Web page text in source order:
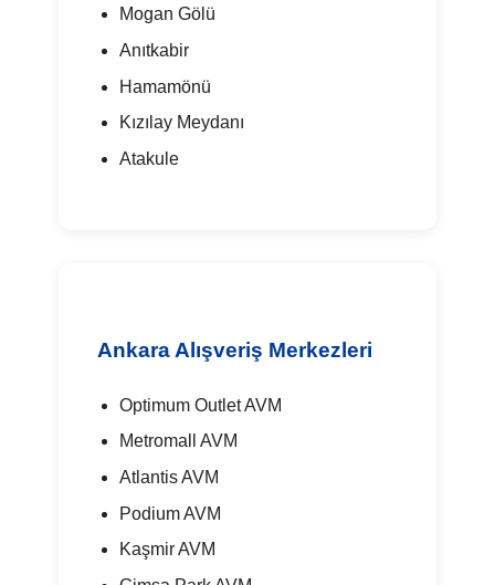
Mogan Gölü
Anıtkabir
Hamamönü
Kızılay Meydanı
Atakule
Ankara Alışveriş Merkezleri
Optimum Outlet AVM
Metromall AVM
Atlantis AVM
Podium AVM
Kaşmir AVM